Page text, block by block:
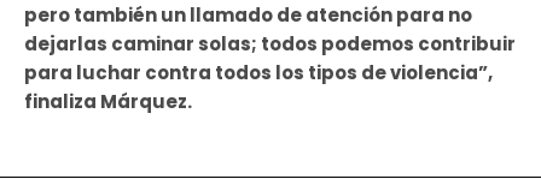
pero también un llamado de atención para no
dejarlas caminar solas; todos podemos contribuir
para luchar contra todos los tipos de violencia”,
finaliza Márquez.